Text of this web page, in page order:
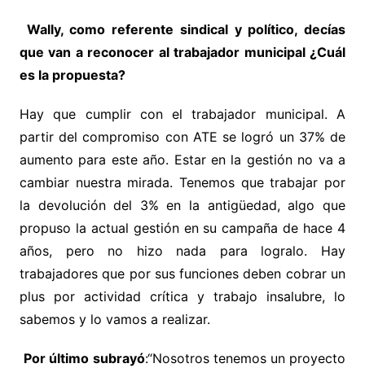
Wally, como referente sindical y político, decías
que van a reconocer al trabajador municipal ¿Cuál
es la propuesta?
Hay que cumplir con el trabajador municipal. A
partir del compromiso con ATE se logró un 37% de
aumento para este año. Estar en la gestión no va a
cambiar nuestra mirada. Tenemos que trabajar por
la devolución del 3% en la antigüedad, algo que
propuso la actual gestión en su campaña de hace 4
años, pero no hizo nada para logralo. Hay
trabajadores que por sus funciones deben cobrar un
plus por actividad crítica y trabajo insalubre, lo
sabemos y lo vamos a realizar.
Por último subrayó:“Nosotros tenemos un proyecto